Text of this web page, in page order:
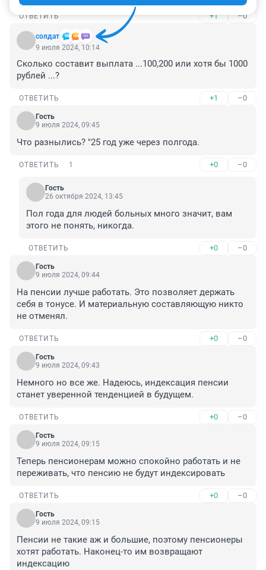
ОТВЕТИТЬ +1 –0
солдат
9 июля 2024, 10:14
Сколько составит выплата ...100,200 или хотя бы 1000
рублей ...?
ОТВЕТИТЬ +1 –0
Гость
9 июля 2024, 09:45
Что разнылись? "25 год уже через полгода.
ОТВЕТИТЬ 1 +0 –0
Гость
26 октября 2024, 13:45
Пол года для людей больных много значит, вам
этого не понять, никогда.
ОТВЕТИТЬ +0 –0
Гость
9 июля 2024, 09:44
На пенсии лучше работать. Это позволяет держать
себя в тонусе. И материальную составляющую никто
не отменял.
ОТВЕТИТЬ +0 –0
Гость
9 июля 2024, 09:43
Немного но все же. Надеюсь, индексация пенсии
станет уверенной тенденцией в будущем.
ОТВЕТИТЬ +0 –0
Гость
9 июля 2024, 09:15
Теперь пенсионерам можно спокойно работать и не
переживать, что пенсию не будут индексировать
ОТВЕТИТЬ +0 –0
Гость
9 июля 2024, 09:15
Пенсии не такие аж и большие, поэтому пенсионеры
хотят работать. Наконец-то им возвращают
индексацию